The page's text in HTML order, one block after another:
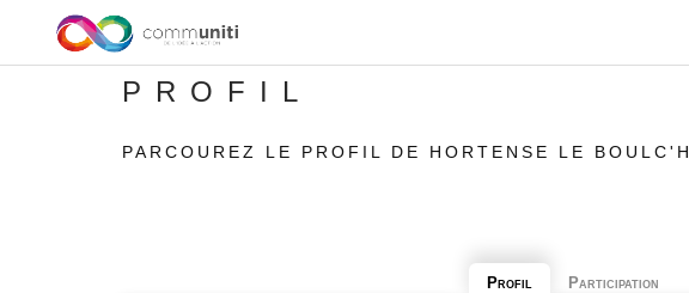
PROFIL
PARCOUREZ LE PROFIL DE HORTENSE LE BOULC'H
Profil Participation